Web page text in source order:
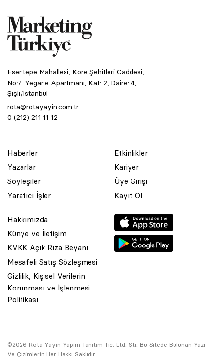
Esentepe Mahallesi, Kore Şehitleri Caddesi,
No:7, Yegane Apartmanı, Kat: 2, Daire: 4,
Şişli/İstanbul
rota@rotayayin.com.tr
0 (212) 211 11 12
Haberler
Yazarlar
Söyleşiler
Yaratıcı İşler
Etkinlikler
Kariyer
Üye Girişi
Kayıt Ol
Hakkımızda
Künye ve İletişim
KVKK Açık Rıza Beyanı
Mesafeli Satış Sözleşmesi
Gizlilik, Kişisel Verilerin
Korunması ve İşlenmesi
Politikası
©2026 Rota Yayın Yapım Tanıtım Tic. Ltd. Şti. Bu Sitede Bulunan Yazı
Ve Çizimlerin Her Hakkı Saklıdır.
© 2001 Rota Yayın Yapım Tanıtım Tic. Ltd. Şti. Bu Sitede Bulunan
Asquared WordPress Agencytarafından tasarlanmış ve